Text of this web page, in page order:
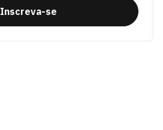
Inscreva-se